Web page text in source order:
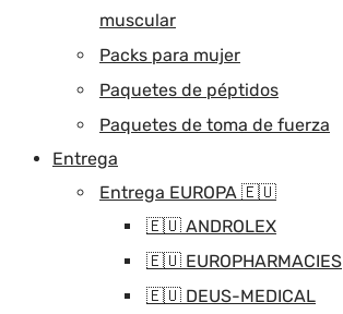
muscular
Packs para mujer
Paquetes de péptidos
Paquetes de toma de fuerza
Entrega
Entrega EUROPA 🇪🇺
🇪🇺 ANDROLEX
🇪🇺 EUROPHARMACIES
🇪🇺 DEUS-MEDICAL